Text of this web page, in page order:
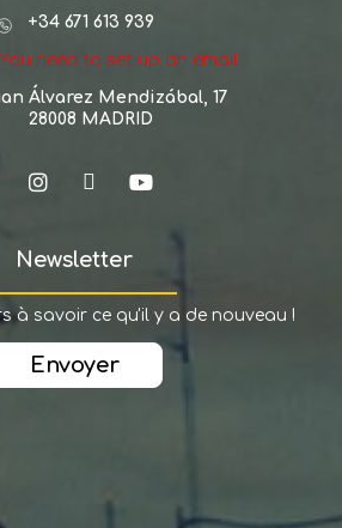
+34 671 613 939
need to set up an email.
Álvarez Mendizábal, 17
28008 MADRID
Newsletter
à savoir ce qu'il y a de nouveau !
Envoyer